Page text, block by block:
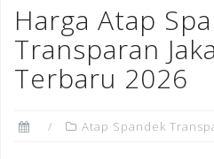
Harga Atap
Transparan
Terbaru 2026
Atap Spandek